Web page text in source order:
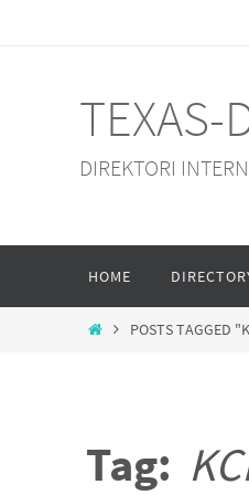
TEXAS-
DIREKTORI
content
HOME
HOMEPOSTS TAGGED
Tag: